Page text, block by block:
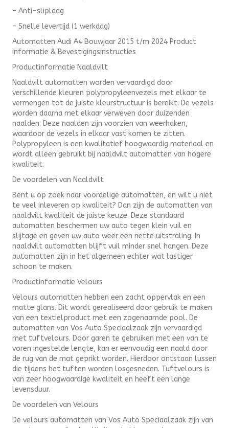
– Anti-sliplaag
– Snelle levertijd (1 werkdag)
Automatten Audi A4 Bouwjaar 2015 t/m 2024 Product
informatie & Bevestigingsinstructies
Productinformatie Naaldvilt
Naaldvilt automatten worden vervaardigd door
verschillende kleuren polypropyleenvezels met elkaar te
vermengen tot de juiste kleurstructuur is bereikt. De vezels
worden daarna met elkaar verweven door duizenden
naalden. Deze naalden zijn voorzien van weerhaken,
waardoor de vezels in elkaar vast komen te zitten.
Polypropyleen is een kwalitatief hoogwaardig materiaal en
wordt alleen gebruikt bij naaldvilt automatten van hogere
kwaliteit.
De voordelen van Naaldvilt
Bent u op zoek naar voordelige automatten, en wilt u niet
te veel inleveren op kwaliteit? Dan zijn de automatten van
naaldvilt kwaliteit de juiste keuze. Deze standaard
automatten beschermen uw auto tegen klein vuil en
slijtage en geven uw auto weer een nette uitstraling. In
naaldvilt automatten blijft vuil minder snel hangen. Deze
automatten zijn in het algemeen echter wat lastiger
schoon te maken.
Productinformatie Velours
Velours automatten hebben een zacht oppervlak en een
matte glans. Dit wordt gerealiseerd door gebruik te maken
van een textielproduct met een zogenaamde pool. De
automatten van Vos Auto Speciaalzaak zijn vervaardigd
met tuftvelours. Door garen te gebruiken met een van te
voren ingestelde lengte, kan er eenvoudig een naald door
de rug van de mat geprikt worden. Hierdoor ontstaan lussen
die tijdens het tuften worden losgesneden. Tuftvelours is
van zeer hoogwaardige kwaliteit en heeft een lange
levensduur.
De voordelen van Velours
De velours automatten van Vos Auto Speciaalzaak zijn van